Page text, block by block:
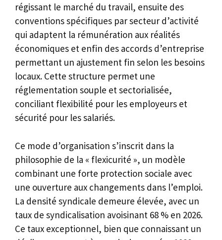
régissant le marché du travail, ensuite des
conventions spécifiques par secteur d’activité
qui adaptent la rémunération aux réalités
économiques et enfin des accords d’entreprise
permettant un ajustement fin selon les besoins
locaux. Cette structure permet une
réglementation souple et sectorialisée,
conciliant flexibilité pour les employeurs et
sécurité pour les salariés.
Ce mode d’organisation s’inscrit dans la
philosophie de la « flexicurité », un modèle
combinant une forte protection sociale avec
une ouverture aux changements dans l’emploi.
La densité syndicale demeure élevée, avec un
taux de syndicalisation avoisinant 68 % en 2026.
Ce taux exceptionnel, bien que connaissant un